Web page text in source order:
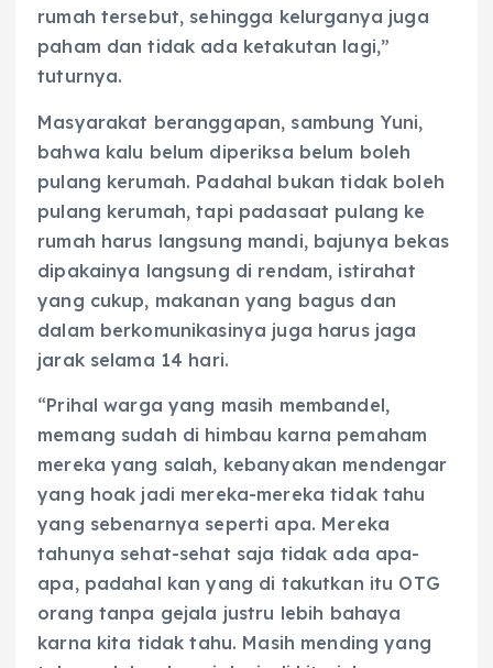
rumah tersebut, sehingga kelurganya juga
paham dan tidak ada ketakutan lagi,”
tuturnya.
Masyarakat beranggapan, sambung Yuni,
bahwa kalu belum diperiksa belum boleh
pulang kerumah. Padahal bukan tidak boleh
pulang kerumah, tapi padasaat pulang ke
rumah harus langsung mandi, bajunya bekas
dipakainya langsung di rendam, istirahat
yang cukup, makanan yang bagus dan
dalam berkomunikasinya juga harus jaga
jarak selama 14 hari.
“Prihal warga yang masih membandel,
memang sudah di himbau karna pemaham
mereka yang salah, kebanyakan mendengar
yang hoak jadi mereka-mereka tidak tahu
yang sebenarnya seperti apa. Mereka
tahunya sehat-sehat saja tidak ada apa-
apa, padahal kan yang di takutkan itu OTG
orang tanpa gejala justru lebih bahaya
karna kita tidak tahu. Masih mending yang